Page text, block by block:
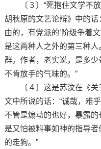
〔３〕“死抱住文学不放
胡秋原的文艺论辩》中的话
由的，有党派的’阶级争着
是这两种人之外的第三种
群。作者，老实说，是多
不肯放手的气味的。”
〔４〕这是苏汶在《关
文中所说的话：“诚哉，难
不管是煽动的也好，暴露
是又怕被料事如神的指导
的走狗。”